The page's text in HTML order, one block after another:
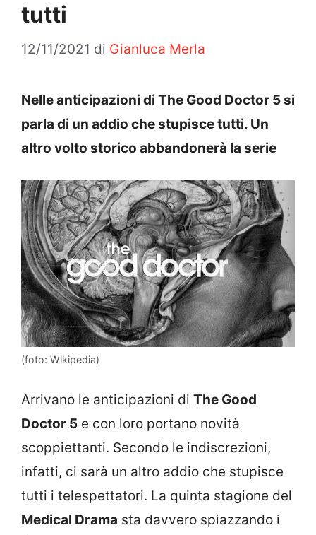
tutti
12/11/2021 di Gianluca Merla
Nelle anticipazioni di The Good Doctor 5 si
parla di un addio che stupisce tutti. Un
altro volto storico abbandonerà la serie
(foto: Wikipedia)
Arrivano le anticipazioni di The Good
Doctor 5 e con loro portano novità
scoppiettanti. Secondo le indiscrezioni,
infatti, ci sarà un altro addio che stupisce
tutti i telespettatori. La quinta stagione del
Medical Drama sta davvero spiazzando i